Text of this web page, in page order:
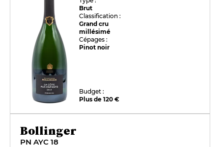
Brut
Classification :
Grand cru
millésimé
Cépages :
Pinot noir
Budget :
Plus de 120 €
Bollinger
PN AYC 18